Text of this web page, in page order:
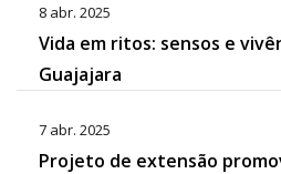
8 abr. 2025
Vida em ritos: sensos e
Guajajara
7 abr. 2025
Projeto de extensão